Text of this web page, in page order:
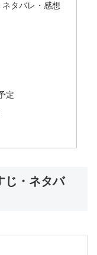
タバレ・感想
定
じ・ネタバ